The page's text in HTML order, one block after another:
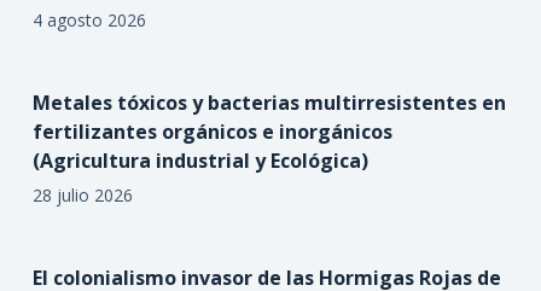
4 agosto 2026
Metales tóxicos y bacterias multirresistentes en
fertilizantes orgánicos e inorgánicos
(Agricultura industrial y Ecológica)
28 julio 2026
El colonialismo invasor de las Hormigas Rojas de